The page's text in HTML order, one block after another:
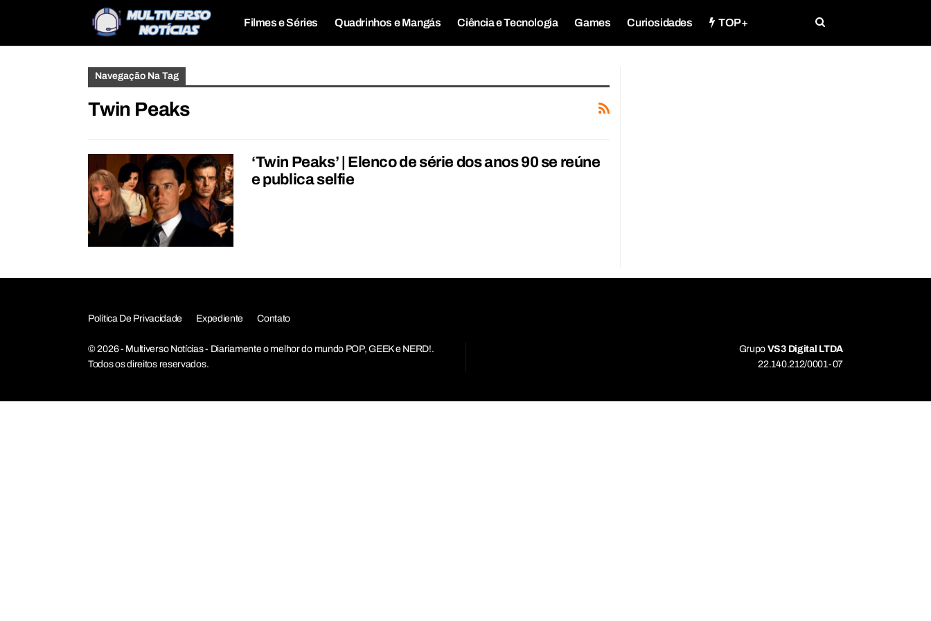
Filmes e Séries Quadrinhos e Mangás Ciência e Tecnologia Games Curiosidades TOP+
Navegação Na Tag
Twin Peaks
‘Twin Peaks’ | Elenco de série dos anos 90 se reúne
e publica selfie
Política De Privacidade Expediente Contato
© 2026 - Multiverso Notícias - Diariamente o melhor do mundo POP, GEEK e NERD!.
Todos os direitos reservados.
Grupo VS3 Digital LTDA
22.140.212/0001-07